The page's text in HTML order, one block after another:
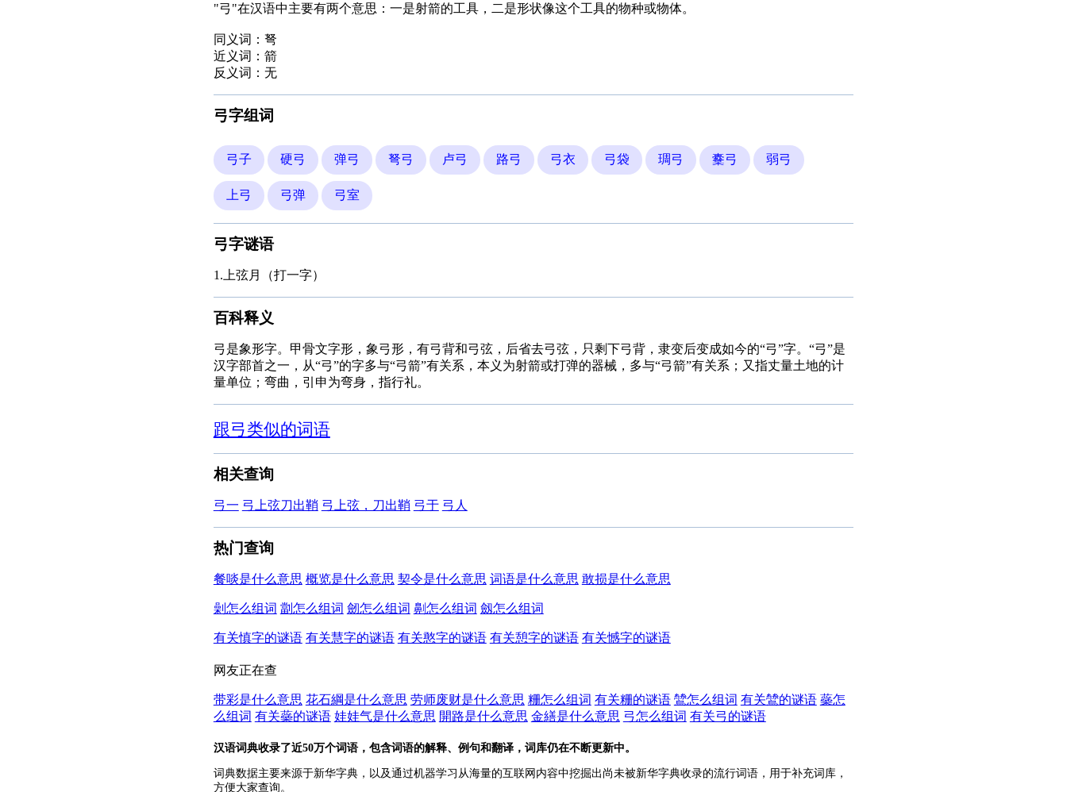
"弓"在汉语中主要有两个意思：一是射箭的工具，二是形状像这个工具的物种或物体。
同义词：弩
近义词：箭
反义词：无
弓字组词
弓子 硬弓 弹弓 弩弓 卢弓 路弓 弓衣 弓袋 琱弓 櫜弓 弱弓
上弓 弓弹 弓室
弓字谜语
1.上弦月（打一字）
百科释义
弓是象形字。甲骨文字形，象弓形，有弓背和弓弦，后省去弓弦，只剩下弓背，隶变后变成如今的“弓”字。“弓”是
汉字部首之一，从“弓”的字多与“弓箭”有关系，本义为射箭或打弹的器械，多与“弓箭”有关系；又指丈量土地的计
量单位；弯曲，引申为弯身，指行礼。
跟弓类似的词语
相关查询
弓一 弓上弦刀出鞘 弓上弦，刀出鞘 弓于 弓人
热门查询
餐啖是什么意思 概览是什么意思 契令是什么意思 词语是什么意思 敢损是什么意思
劋怎么组词 劏怎么组词 劒怎么组词 劓怎么组词 劔怎么组词
有关慎字的谜语 有关慧字的谜语 有关憨字的谜语 有关憩字的谜语 有关憾字的谜语
网友正在查
带彩是什么意思 花石綱是什么意思 劳师废财是什么意思 粣怎么组词 有关粣的谜语 鷥怎么组词 有关鷥的谜语 蘂怎
么组词 有关蘂的谜语 娃娃气是什么意思 開路是什么意思 金繕是什么意思 弓怎么组词 有关弓的谜语
汉语词典收录了近50万个词语，包含词语的解释、例句和翻译，词库仍在不断更新中。
词典数据主要来源于新华字典，以及通过机器学习从海量的互联网内容中挖掘出尚未被新华字典收录的流行词语，用于补充词库，
方便大家查询。